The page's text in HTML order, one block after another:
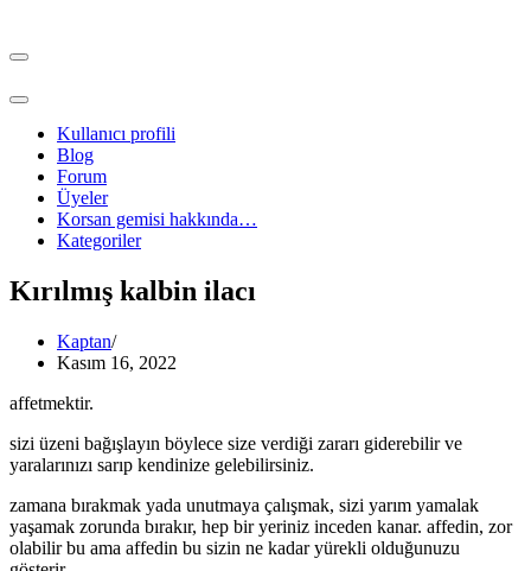
Dolaşım
Dolaşım
menüsüKullanıcı profili
Blog
Forum
Üyeler
Korsan gemisi hakkında…
Kategoriler
Kırılmış kalbin ilacı
Kaptan
Kasım 16, 2022
affetmektir.
sizi üzeni bağışlayın böylece size verdiği zararı giderebilir ve
yaralarınızı sarıp kendinize gelebilirsiniz.
zamana bırakmak yada unutmaya çalışmak, sizi yarım yamalak
yaşamak zorunda bırakır, hep bir yeriniz inceden kanar. affedin, zor
olabilir bu ama affedin bu sizin ne kadar yürekli olduğunuzu